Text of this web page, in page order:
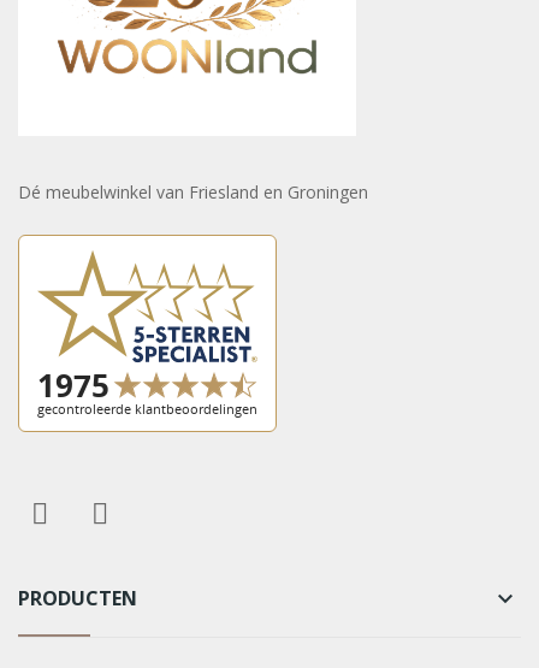
Dé meubelwinkel van Friesland en Groningen
PRODUCTEN keyboard_arrow_down